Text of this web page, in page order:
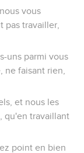
vous
pas travailler,
uns parmi vous
faisant rien,
et nous les
qu'en travaillant
point en bien